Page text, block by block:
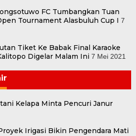
FC Tumbangkan Tuan
Tournament Alasbuluh Cup I 7
Tiket Ke Babak Final Karaoke
Digelar Malam Ini 7 Mei 2021
Kelapa Minta Pencuri Janur
Irigasi Bikin Pengendara Mati